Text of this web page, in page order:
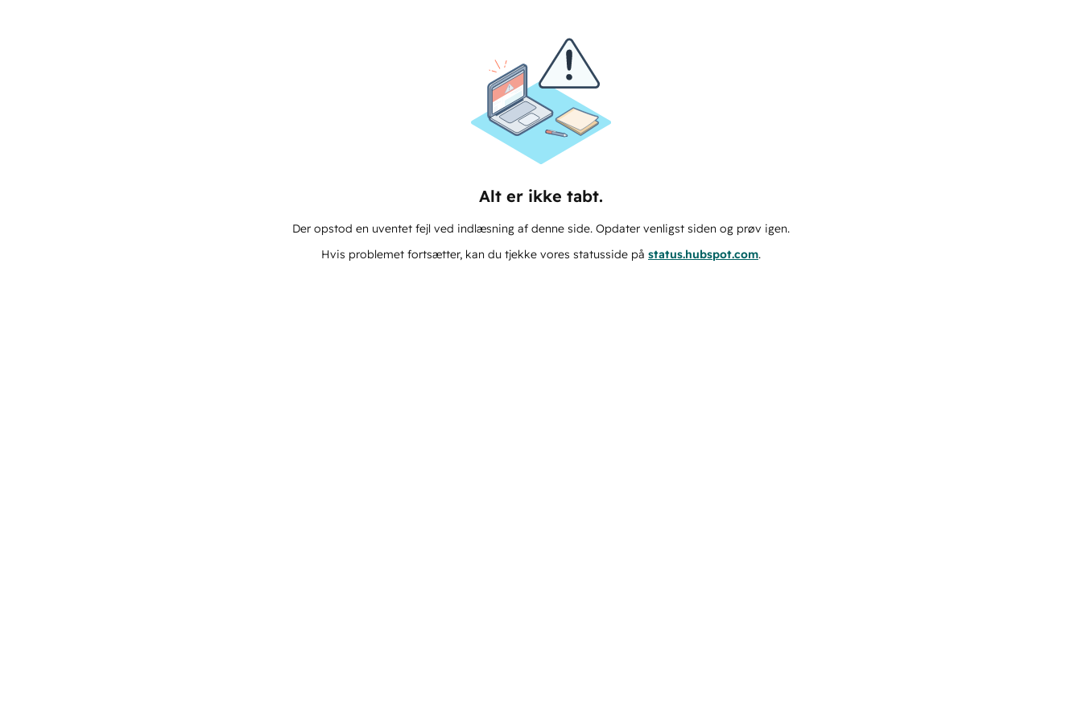
Alt er ikke tabt.
Der opstod en uventet fejl ved indlæsning af denne side. Opdater venligst siden og prøv igen.
Hvis problemet fortsætter, kan du tjekke vores statusside på status.hubspot.com.